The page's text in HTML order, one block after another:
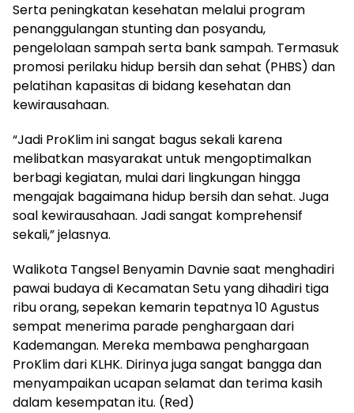
Serta peningkatan kesehatan melalui program
penanggulangan stunting dan posyandu,
pengelolaan sampah serta bank sampah. Termasuk
promosi perilaku hidup bersih dan sehat (PHBS) dan
pelatihan kapasitas di bidang kesehatan dan
kewirausahaan.
“Jadi ProKlim ini sangat bagus sekali karena
melibatkan masyarakat untuk mengoptimalkan
berbagi kegiatan, mulai dari lingkungan hingga
mengajak bagaimana hidup bersih dan sehat. Juga
soal kewirausahaan. Jadi sangat komprehensif
sekali,” jelasnya.
Walikota Tangsel Benyamin Davnie saat menghadiri
pawai budaya di Kecamatan Setu yang dihadiri tiga
ribu orang, sepekan kemarin tepatnya 10 Agustus
sempat menerima parade penghargaan dari
Kademangan. Mereka membawa penghargaan
ProKlim dari KLHK. Dirinya juga sangat bangga dan
menyampaikan ucapan selamat dan terima kasih
dalam kesempatan itu. (Red)